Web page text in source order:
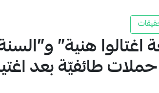
1 اغتالوا هنية”
طائفيّة بعد